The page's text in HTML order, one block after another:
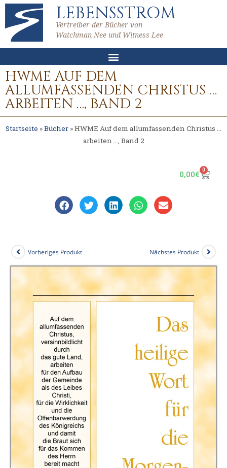
LEBENSSTROM
Vertreiber der Bücher von
Watchman Nee und Witness Lee
HWME AUF DEM
ALLUMFASSENDEN CHRISTUS …
ARBEITEN …, BAND 2
Startseite »Bücher »HWME Auf dem allumfassenden Christus …
arbeiten …, Band 2
0,00€ 0
Vorheriges Produkt Nächstes Produkt